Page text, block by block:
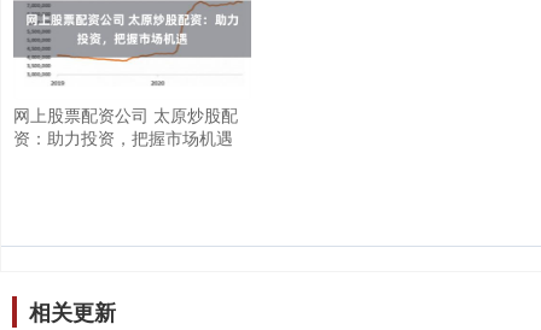
网上股票配资公司 太原炒股配
资：助力投资，把握市场机遇
相关更新